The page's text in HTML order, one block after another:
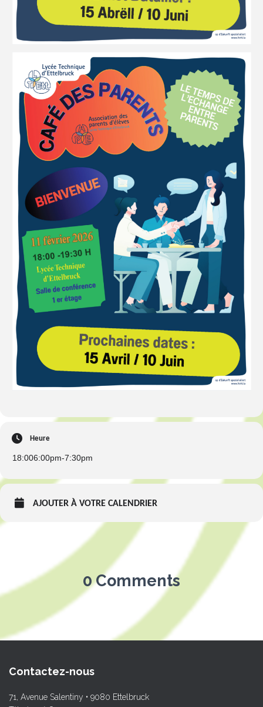
Heure
18:006:00pm-7:30pm
AJOUTER À VOTRE CALENDRIER
0 Comments
Contactez-nous
71, Avenue Salentiny • 9080 Ettelbruck